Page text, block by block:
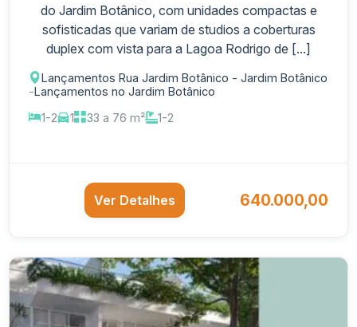
do Jardim Botânico, com unidades compactas e
sofisticadas que variam de studios a coberturas
duplex com vista para a Lagoa Rodrigo de [...]
Lançamentos Rua Jardim Botânico - Jardim Botânico
-Lançamentos no Jardim Botânico
1-2
1 33 a 76 m² 1-2
Ver Detalhes 640.000,00